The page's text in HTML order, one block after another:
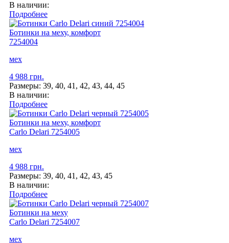
В наличии:
Подробнее
Ботинки на меху, комфорт
7254004
мех
4 988 грн.
Размеры: 39, 40, 41, 42, 43, 44, 45
В наличии:
Подробнее
Ботинки на меху, комфорт
Carlo Delari 7254005
мех
4 988 грн.
Размеры: 39, 40, 41, 42, 43, 45
В наличии:
Подробнее
Ботинки на меху
Carlo Delari 7254007
мех